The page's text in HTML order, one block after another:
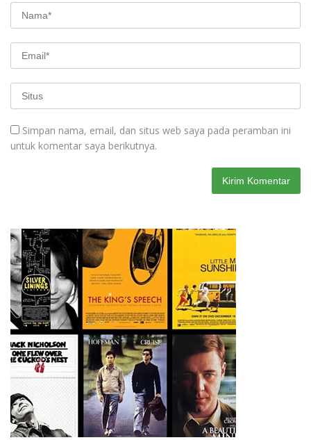
Simpan nama, email, dan situs web saya pada peramban ini
untuk komentar saya berikutnya.